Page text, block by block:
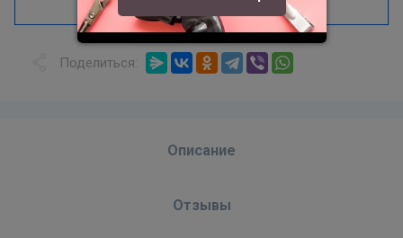
Купить в один клик
Поделиться:
Описание
Отзывы